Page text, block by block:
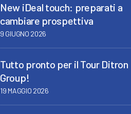
New iDeal touch: preparati a
cambiare prospettiva
9 GIUGNO 2026
Tutto pronto per il Tour Ditron
Group!
19 MAGGIO 2026